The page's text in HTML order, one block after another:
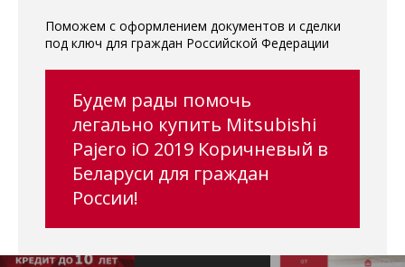
Поможем с оформлением документов и сделки
под ключ для граждан Российской Федерации
Будем рады помочь
легально купить Mitsubishi
Pajero iO 2019 Коричневый в
Беларуси для граждан
России!